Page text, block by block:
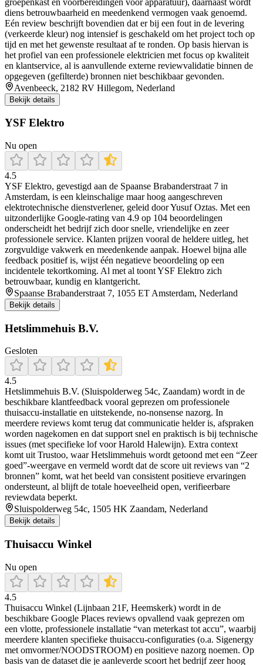
diens betrouwbaarheid en meedenkend vermogen vaak genoemd.
Eén review beschrijft bovendien dat er bij een fout in de levering
(verkeerde kleur) nog intensief is geschakeld om het project toch op
tijd en met het gewenste resultaat af te ronden. Op basis hiervan is
het profiel van een professionele elektricien met focus op kwaliteit
en klantservice, al is aanvullende externe reviewvalidatie binnen de
opgegeven (gefilterde) bronnen niet beschikbaar gevonden.
Avenbeeck, 2182 RV Hillegom, Nederland
Bekijk details
YSF Elektro
Nu open
4.5
YSF Elektro, gevestigd aan de Spaanse Brabanderstraat 7 in
Amsterdam, is een kleinschalige maar hoog aangeschreven
elektrotechnische dienstverlener, geleid door Yusuf Oztas. Met een
uitzonderlijke Google-rating van 4.9 op 104 beoordelingen
onderscheidt het bedrijf zich door snelle, vriendelijke en zeer
professionele service. Klanten prijzen vooral de heldere uitleg, het
zorgvuldige vakwerk en meedenkende aanpak. Hoewel bijna alle
feedback positief is, wijst één negatieve beoordeling op een
incidentele tekortkoming. Al met al toont YSF Elektro zich
betrouwbaar, kundig en klantgericht.
Spaanse Brabanderstraat 7, 1055 ET Amsterdam, Nederland
Bekijk details
Hetslimmehuis B.V.
Gesloten
4.5
Hetslimmehuis B.V. (Sluispolderweg 54c, Zaandam) wordt in de
beschikbare klantfeedback vooral geprezen om professionele
thuisaccu-installatie en uitstekende, no-nonsense nazorg. In
meerdere reviews komt terug dat communicatie helder is, afspraken
worden nagekomen en dat support snel en praktisch is bij technische
issues (met specifieke lof voor Harold Halewijn). Extra context
komt uit Trustoo, waar Hetslimmehuis wordt getoond met een “Zeer
goed”-weergave en vermeld wordt dat de score uit reviews van “2
bronnen” komt, wat het beeld van consistent positieve ervaringen
ondersteunt, al blijft de totale hoeveelheid open, verifieerbare
reviewdata beperkt.
Sluispolderweg 54c, 1505 HK Zaandam, Nederland
Bekijk details
Thuisaccu Winkel
Nu open
4.5
Thuisaccu Winkel (Lijnbaan 21F, Heemskerk) wordt in de
beschikbare Google Places reviews opvallend vaak geprezen om
een vlotte, professionele installatie “van meterkast tot accu”, waarbij
meerdere klanten specifieke thuisaccu-configuraties (o.a. Sigenergy
met omvormer/NOODSTROOM) en positieve nazorg noemen. Op
basis van de dataset die je aanleverde scoort het bedrijf zeer hoog